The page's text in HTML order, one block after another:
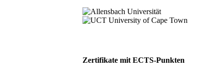
Zertifikate mit ECTS-Punkten